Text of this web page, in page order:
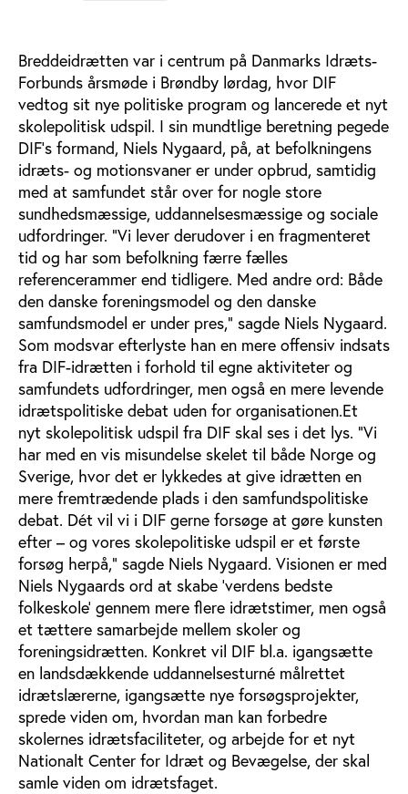
Breddeidrætten var i centrum på Danmarks Idræts-
Forbunds årsmøde i Brøndby lørdag, hvor DIF
vedtog sit nye politiske program og lancerede et nyt
skolepolitisk udspil. I sin mundtlige beretning pegede
DIF’s formand, Niels Nygaard, på, at befolkningens
idræts- og motionsvaner er under opbrud, samtidig
med at samfundet står over for nogle store
sundhedsmæssige, uddannelsesmæssige og sociale
udfordringer. ”Vi lever derudover i en fragmenteret
tid og har som befolkning færre fælles
referencerammer end tidligere. Med andre ord: Både
den danske foreningsmodel og den danske
samfundsmodel er under pres,” sagde Niels Nygaard.
Som modsvar efterlyste han en mere offensiv indsats
fra DIF-idrætten i forhold til egne aktiviteter og
samfundets udfordringer, men også en mere levende
idrætspolitiske debat uden for organisationen.Et
nyt skolepolitisk udspil fra DIF skal ses i det lys. ”Vi
har med en vis misundelse skelet til både Norge og
Sverige, hvor det er lykkedes at give idrætten en
mere fremtrædende plads i den samfundspolitiske
debat. Dét vil vi i DIF gerne forsøge at gøre kunsten
efter – og vores skolepolitiske udspil er et første
forsøg herpå,” sagde Niels Nygaard. Visionen er med
Niels Nygaards ord at skabe ’verdens bedste
folkeskole’ gennem mere flere idrætstimer, men også
et tættere samarbejde mellem skoler og
foreningsidrætten. Konkret vil DIF bl.a. igangsætte
en landsdækkende uddannelsesturné målrettet
idrætslærerne, igangsætte nye forsøgsprojekter,
sprede viden om, hvordan man kan forbedre
skolernes idrætsfaciliteter, og arbejde for et nyt
Nationalt Center for Idræt og Bevægelse, der skal
samle viden om idrætsfaget.